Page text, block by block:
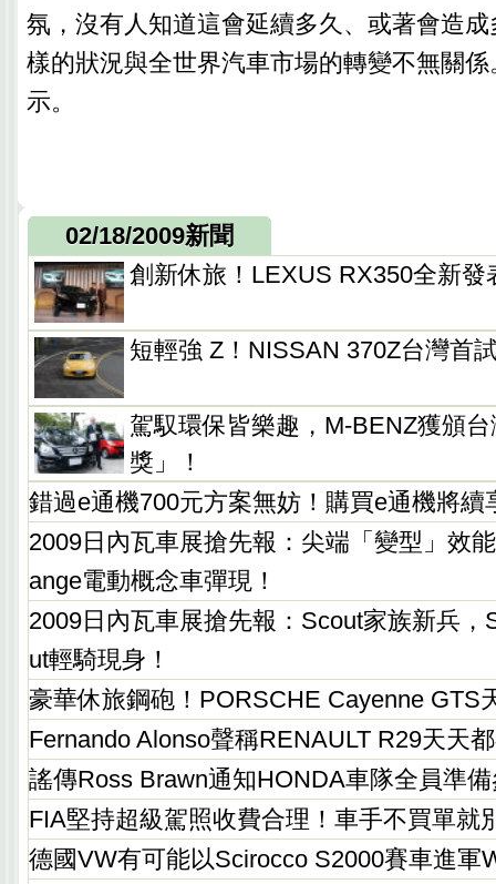
氛，沒有人知道這會延續多久、或著會造
樣的狀況與全世界汽車市場的轉變不無關
示。
02/18/2009新聞
創新休旅！LEXUS RX350全新發
短輕強 Z！NISSAN 370Z台灣首
駕馭環保皆樂趣，M-BENZ獲頒
獎」！
錯過e通機700元方案無妨！購買e通機將續
2009日內瓦車展搶先報：尖端「變型」效
ange電動概念車彈現！
2009日內瓦車展搶先報：Scout家族新兵，
ut輕騎現身！
豪華休旅鋼砲！PORSCHE Cayenne GTS
Fernando Alonso聲稱RENAULT R29天天
謠傳Ross Brawn通知HONDA車隊全員準
FIA堅持超級駕照收費合理！車手不買單就
德國VW有可能以Scirocco S2000賽車進軍